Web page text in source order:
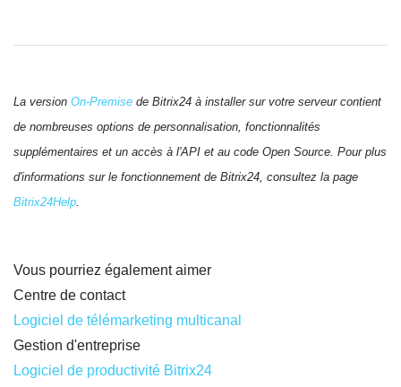
La version On-Premise de Bitrix24 à installer sur votre serveur contient
de nombreuses options de personnalisation, fonctionnalités
supplémentaires et un accès à l'API et au code Open Source. Pour plus
d'informations sur le fonctionnement de Bitrix24, consultez la page
Bitrix24Help.
Vous pourriez également aimer
Centre de contact
Logiciel de télémarketing multicanal
Gestion d'entreprise
Logiciel de productivité Bitrix24